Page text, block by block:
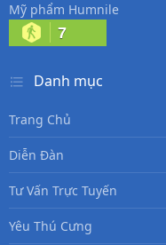
Mỹ phẩm Humnile
7
Danh mục
Trang Chủ
Diễn Đàn
Tư Vấn Trực Tuyến
Yêu Thú Cưng